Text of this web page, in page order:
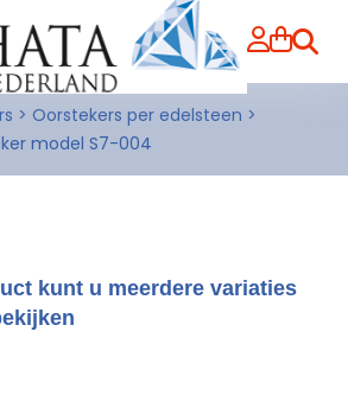
> Oorstekers per edelsteen >
model S7-004
kunt u meerdere variaties